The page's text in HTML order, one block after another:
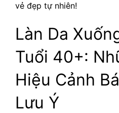
vẻ đẹp tự nhiên!
Làn Da
Tuổi 40+:
Hiệu Cảnh
Lưu Ý